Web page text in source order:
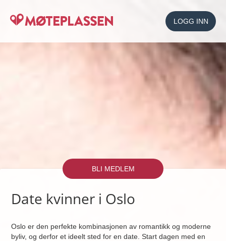
LOGG INN
BLI MEDLEM
Date kvinner i Oslo
Oslo er den perfekte kombinasjonen av romantikk og moderne
byliv, og derfor et ideelt sted for en date. Start dagen med en